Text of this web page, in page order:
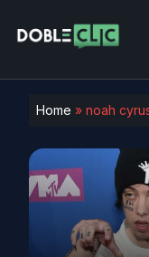
Home » noah